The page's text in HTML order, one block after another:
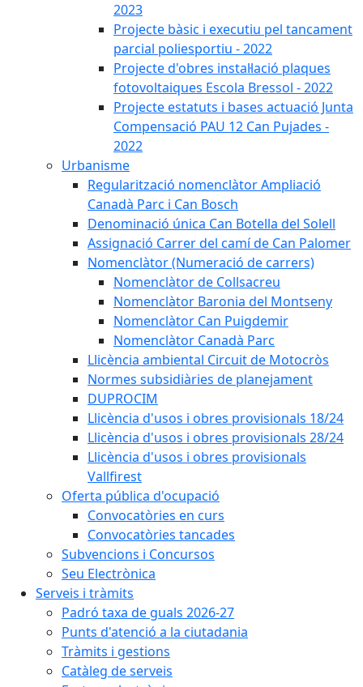
2023
Projecte bàsic i executiu pel tancament
parcial poliesportiu - 2022
Projecte d'obres instal·lació plaques
fotovoltaiques Escola Bressol - 2022
Projecte estatuts i bases actuació Junta
Compensació PAU 12 Can Pujades -
2022
Urbanisme
Regularització nomenclàtor Ampliació
Canadà Parc i Can Bosch
Denominació única Can Botella del Solell
Assignació Carrer del camí de Can Palomer
Nomenclàtor (Numeració de carrers)
Nomenclàtor de Collsacreu
Nomenclàtor Baronia del Montseny
Nomenclàtor Can Puigdemir
Nomenclàtor Canadà Parc
Llicència ambiental Circuit de Motocròs
Normes subsidiàries de planejament
DUPROCIM
Llicència d'usos i obres provisionals 18/24
Llicència d'usos i obres provisionals 28/24
Llicència d'usos i obres provisionals
Vallfirest
Oferta pública d'ocupació
Convocatòries en curs
Convocatòries tancades
Subvencions i Concursos
Seu Electrònica
Serveis i tràmits
Padró taxa de guals 2026-27
Punts d'atenció a la ciutadania
Tràmits i gestions
Catàleg de serveis